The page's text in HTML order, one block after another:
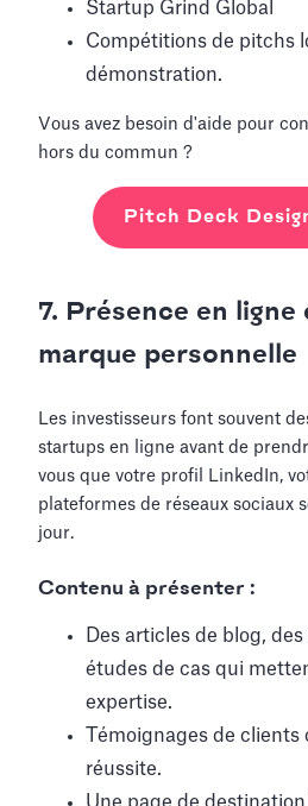
Startup Grind Global
Compétitions de pitchs
démonstration.
Vous avez besoin d'aide pour
hors du commun ?
Pitch Deck
7. Présence en ligne
marque personnelle
Les investisseurs font souvent
startups en ligne avant de
vous que votre profil LinkedIn,
plateformes de réseaux sociaux
jour.
Contenu à présenter :
Des articles de blog,
études de cas qui
expertise.
Témoignages de clients
réussite.
Une page de